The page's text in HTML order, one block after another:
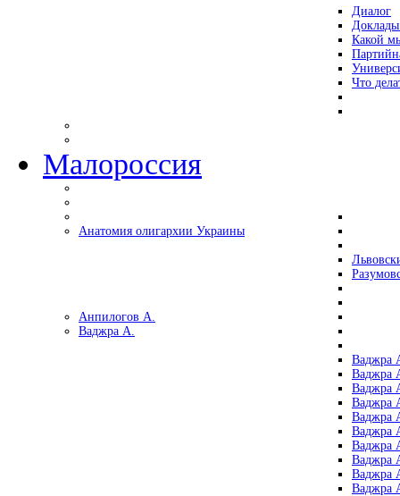
Диалог
Какой
Что
Малороссия
Анатомия олигархии Украины
Анпилогов А.
Ваджра А.
Ваджра
Ваджра
Ваджра
Ваджра
Ваджра
Ваджра
Ваджра
Ваджра
Ваджра
Ваджра